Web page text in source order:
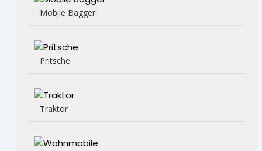
Mobile Bagger
Pritsche
Traktor